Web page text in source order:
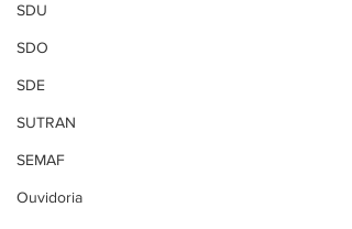
SDU
SDO
SDE
SUTRAN
SEMAF
Ouvidoria